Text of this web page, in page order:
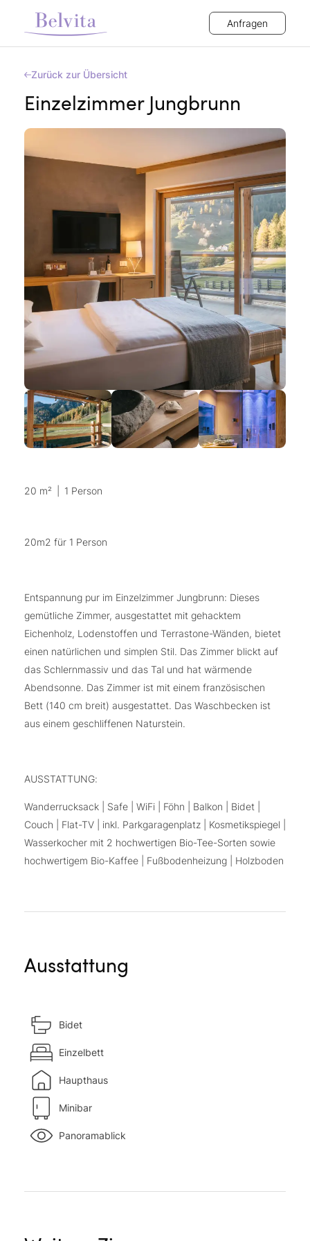
Anfragen
Zurück zur Übersicht
Einzelzimmer Jungbrunn
20 m² 1 Person
20m2 für 1 Person
Entspannung pur im Einzelzimmer Jungbrunn: Dieses
gemütliche Zimmer, ausgestattet mit gehacktem
Eichenholz, Lodenstoffen und Terrastone-Wänden, bietet
einen natürlichen und simplen Stil. Das Zimmer blickt auf
das Schlernmassiv und das Tal und hat wärmende
Abendsonne. Das Zimmer ist mit einem französischen
Bett (140 cm breit) ausgestattet. Das Waschbecken ist
aus einem geschliffenen Naturstein.
AUSSTATTUNG:
Wanderrucksack | Safe | WiFi | Föhn | Balkon | Bidet |
Couch | Flat-TV | inkl. Parkgaragenplatz | Kosmetikspiegel |
Wasserkocher mit 2 hochwertigen Bio-Tee-Sorten sowie
hochwertigem Bio-Kaffee | Fußbodenheizung | Holzboden
Ausstattung
Bidet
Einzelbett
Haupthaus
Minibar
Panoramablick